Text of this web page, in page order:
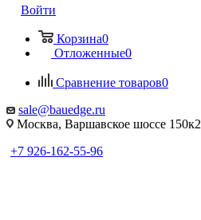
Войти
Корзина0
Отложенные0
Сравнение товаров0
sale@bauedge.ru
Москва, Варшавское шоссе 150к2
+7 926-162-55-96